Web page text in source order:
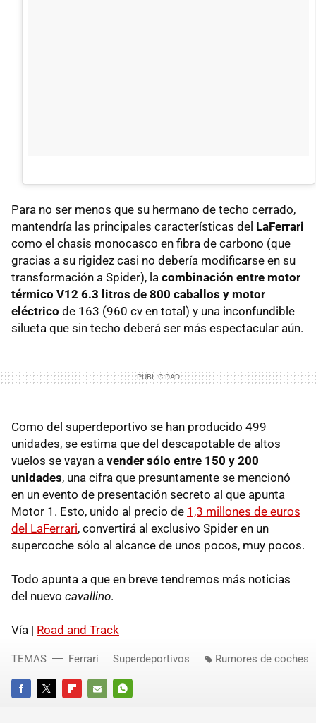
Para no ser menos que su hermano de techo cerrado,
mantendría las principales características del LaFerrari
como el chasis monocasco en fibra de carbono (que
gracias a su rigidez casi no debería modificarse en su
transformación a Spider), la combinación entre motor
térmico V12 6.3 litros de 800 caballos y motor
eléctrico de 163 (960 cv en total) y una inconfundible
silueta que sin techo deberá ser más espectacular aún.
Como del superdeportivo se han producido 499
unidades, se estima que del descapotable de altos
vuelos se vayan a vender sólo entre 150 y 200
unidades, una cifra que presuntamente se mencionó
en un evento de presentación secreto al que apunta
Motor 1. Esto, unido al precio de 1,3 millones de euros
del LaFerrari, convertirá al exclusivo Spider en un
supercoche sólo al alcance de unos pocos, muy pocos.
Todo apunta a que en breve tendremos más noticias
del nuevo cavallino.
Vía | Road and Track
FACEBOOKTWITTERFLIPBOARD
E-
WHATSAPP
TEMAS Ferrari Superdeportivos Rumores de coches